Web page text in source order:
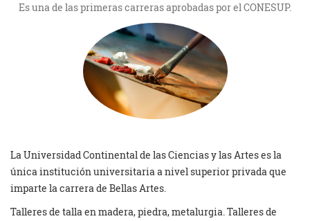
Es una de las primeras carreras aprobadas por el CONESUP.
La Universidad Continental de las Ciencias y las Artes es la
única institución universitaria a nivel superior privada que
imparte la carrera de Bellas Artes.
Talleres de talla en madera, piedra, metalurgia. Talleres de